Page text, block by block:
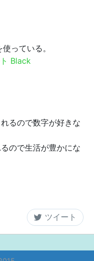
っている。
Black
るので数字が好きな
ので生活が豊かにな